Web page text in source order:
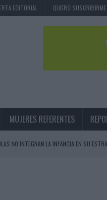
EDITORIAL QUIERO SUSCRIBIRME
MUJERES REFERENTES
NO INTEGRAN LA INFANCIA EN SU